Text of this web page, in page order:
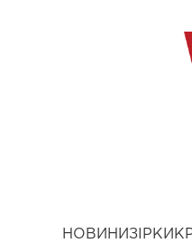
НОВИНИ ЗІРКИ